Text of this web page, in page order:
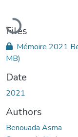
Loading...
Files
Mémoire 2021
MB)
Date
2021
Authors
Benouada Asma